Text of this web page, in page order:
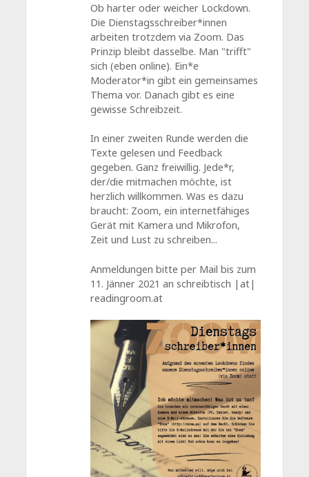
Ob harter oder weicher Lockdown.
Die Dienstagsschreiber*innen
arbeiten trotzdem via Zoom. Das
Prinzip bleibt dasselbe. Man "trifft"
sich (eben online). Ein*e
Moderator*in gibt ein gemeinsames
Thema vor. Danach gibt es eine
gewisse Schreibzeit.
In einer zweiten Runde werden die
Texte gelesen und Feedback
gegeben. Ganz freiwillig. Jede*r,
der/die mitmachen möchte, ist
herzlich willkommen. Was es dazu
braucht: Zoom, ein internetfähiges
Gerät mit Kamera und Mikrofon,
Zeit und Lust zu schreiben...
Anmeldungen bitte per Mail bis zum
11. Jänner 2021 an schreibtisch |at|
readingroom.at